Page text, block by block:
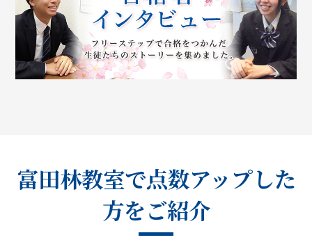
富田林教室で点数アップした
方をご紹介